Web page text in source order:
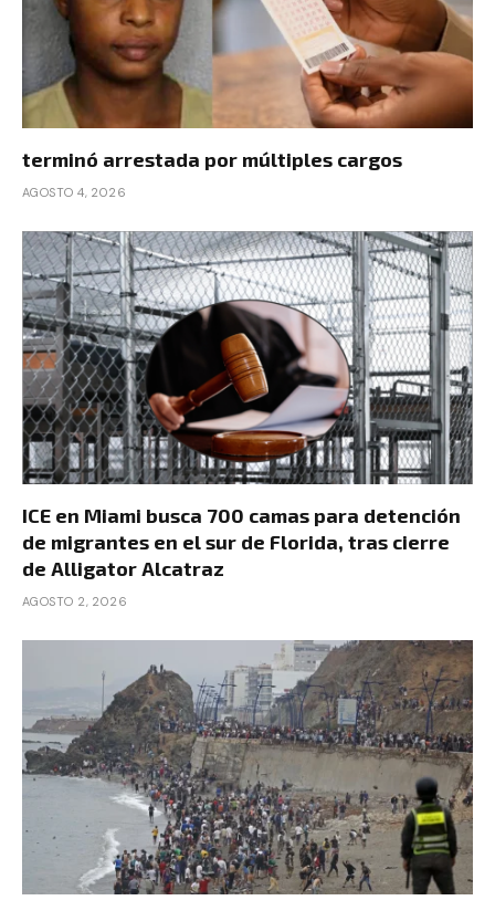
terminó arrestada por múltiples cargos
AGOSTO 4, 2026
ICE en Miami busca 700 camas para detención
de migrantes en el sur de Florida, tras cierre
de Alligator Alcatraz
AGOSTO 2, 2026